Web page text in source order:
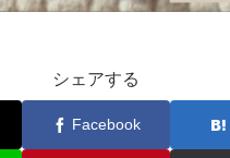
シェアする
Facebook